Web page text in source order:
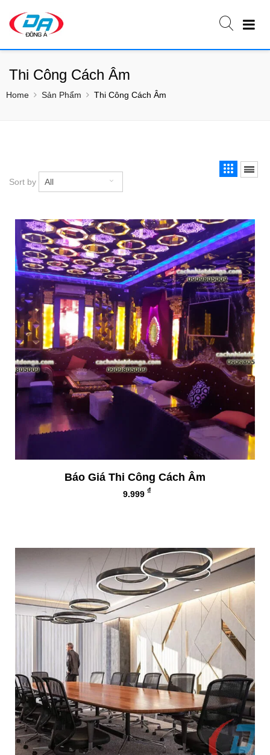
Thi Công Cách Âm
Home Sản Phẩm Thi Công Cách Âm
Sort by All
Báo Giá Thi Công Cách Âm
9.999 ₫